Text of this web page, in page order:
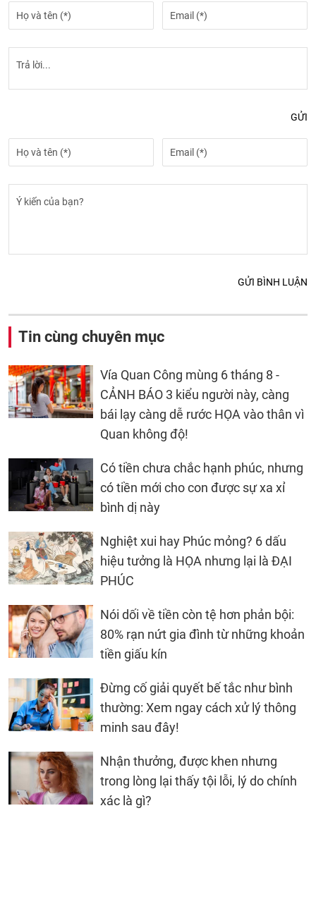
GỬI
GỬI BÌNH LUẬN
Tin cùng chuyên mục
Vía Quan Công mùng 6 tháng 8 -
CẢNH BÁO 3 kiểu người này, càng
bái lạy càng dễ rước HỌA vào thân vì
Quan không độ!
Có tiền chưa chắc hạnh phúc, nhưng
có tiền mới cho con được sự xa xỉ
bình dị này
Nghiệt xui hay Phúc mỏng? 6 dấu
hiệu tưởng là HỌA nhưng lại là ĐẠI
PHÚC
Nói dối về tiền còn tệ hơn phản bội:
80% rạn nứt gia đình từ những khoản
tiền giấu kín
Đừng cố giải quyết bế tắc như bình
thường: Xem ngay cách xử lý thông
minh sau đây!
Nhận thưởng, được khen nhưng
trong lòng lại thấy tội lỗi, lý do chính
xác là gì?